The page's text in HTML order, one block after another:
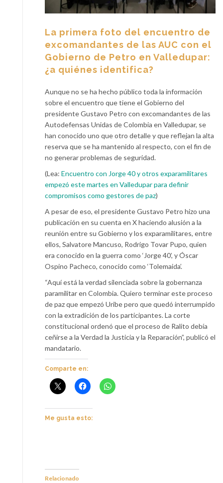
La primera foto del encuentro de
excomandantes de las AUC con el
Gobierno de Petro en Valledupar:
¿a quiénes identifica?
Aunque no se ha hecho público toda la información
sobre el encuentro que tiene el Gobierno del
presidente Gustavo Petro con excomandantes de las
Autodefensas Unidas de Colombia en Valledupar, se
han conocido uno que otro detalle y que reflejan la alta
reserva que se ha mantenido al respecto, con el fin de
no generar problemas de seguridad.
(Lea: Encuentro con Jorge 40 y otros exparamilitares
empezó este martes en Valledupar para definir
compromisos como gestores de paz)
A pesar de eso, el presidente Gustavo Petro hizo una
publicación en su cuenta en X haciendo alusión a la
reunión entre su Gobierno y los exparamilitares, entre
ellos, Salvatore Mancuso, Rodrigo Tovar Pupo, quien
era conocido en la guerra como ‘Jorge 40’, y Óscar
Ospino Pacheco, conocido como ‘Tolemaida’.
“Aquí está la verdad silenciada sobre la gobernanza
paramilitar en Colombia. Quiero terminar este proceso
de paz que empezó Uribe pero que quedó interrumpido
con la extradición de los participantes. La corte
constitucional ordenó que el proceso de Ralito debía
ceñirse a la Verdad la Justicia y la Reparación”, publicó el
mandatario.
Comparte en:
Me gusta esto:
Relacionado